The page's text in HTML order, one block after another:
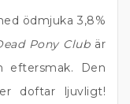
ödmjuka 3,8%
Pony Clubär
Den
doftar ljuvligt!